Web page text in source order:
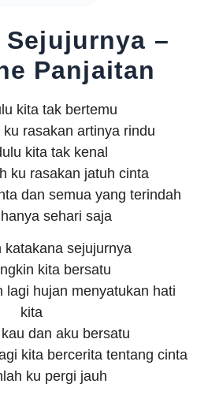
Sejujurnya –
Panjaitan
kita tak bertemu
ku rasakan artinya rindu
kita tak kenal
ku rasakan jatuh cinta
dan semua yang terindah
sehari saja
katakana sejujurnya
kita bersatu
lagi hujan menyatukan hati
kita
dan aku bersatu
kita bercerita tentang cinta
ku pergi jauh